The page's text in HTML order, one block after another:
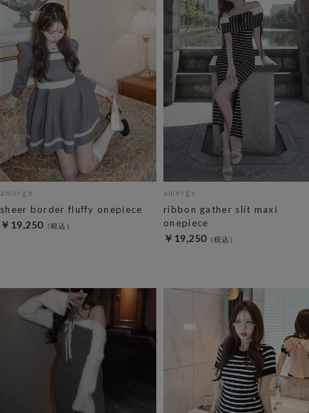
amerge.
sheer border fluffy onepiece
￥19,250
amerge.
ribbon gather slit maxi
onepiece
￥19,250